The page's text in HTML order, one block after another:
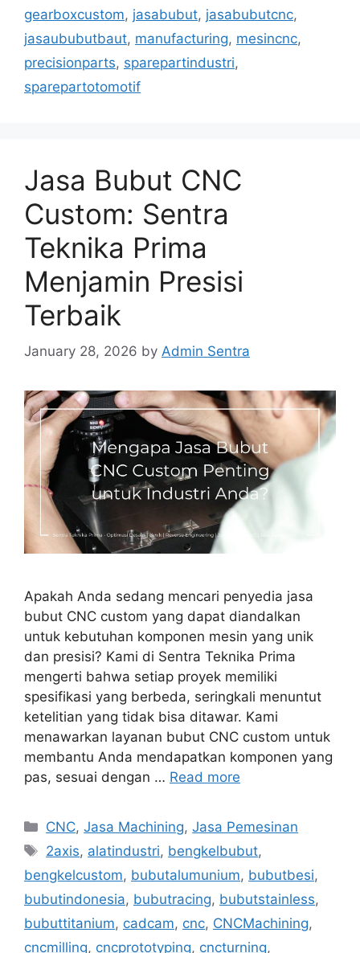
gearboxcustom, jasabubut, jasabubutcnc,
jasaububutbaut, manufacturing, mesincnc,
precisionparts, sparepartindustri,
sparepartotomotif
Jasa Bubut CNC
Custom: Sentra
Teknika Prima
Menjamin Presisi
Terbaik
January 28, 2026 by Admin Sentra
Apakah Anda sedang mencari penyedia jasa
bubut CNC custom yang dapat diandalkan
untuk kebutuhan komponen mesin yang unik
dan presisi? Kami di Sentra Teknika Prima
mengerti bahwa setiap proyek memiliki
spesifikasi yang berbeda, seringkali menuntut
ketelitian yang tidak bisa ditawar. Kami
menawarkan layanan bubut CNC custom untuk
membantu Anda mendapatkan komponen yang
pas, sesuai dengan … Read more
Categories
CNC,Jasa Machining,Jasa Pemesinan
Tags
2axis, alatindustri, bengkelbubut,
bengkelcustom, bubutalumunium, bubutbesi,
bubutindonesia, bubutracing, bubutstainless,
bubuttitanium, cadcam, cnc, CNCMachining,
cncmilling, cncprototyping, cncturning,